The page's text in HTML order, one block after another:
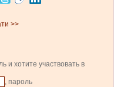
>>
и хотите участвовать в
, пароль